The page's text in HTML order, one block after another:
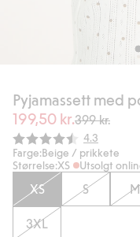
Pyjamassett med
199,50 kr.399 kr.
4.3
Farge:Beige / prikkete
Størrelse:XS Utsolgt
XS S M
3XL